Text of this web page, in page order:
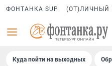
ФОНТАНКА SUP (ОТ)ЛИЧНЫЙ
Куда пойти на выходных